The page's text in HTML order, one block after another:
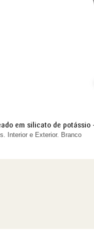
em silicato de potássio
Interior e Exterior. Branco